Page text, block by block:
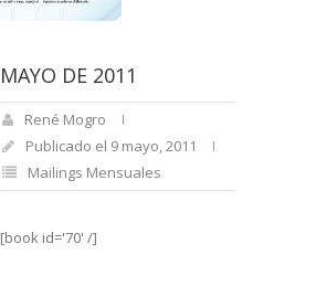
MAYO DE 2011
René Mogro
Publicado el 9 mayo, 2011
Mailings Mensuales
[book id='70' /]